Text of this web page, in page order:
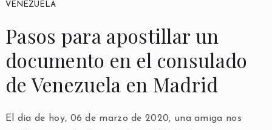
VENEZUELA
Pasos para apostillar un
documento en el consulado
de Venezuela en Madrid
El día de hoy, 06 de marzo de 2020, una amiga nos